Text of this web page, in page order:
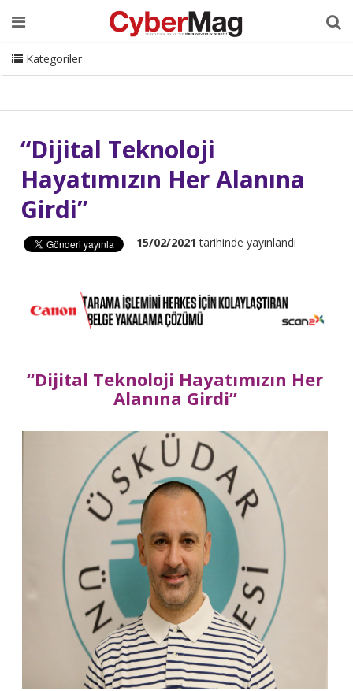
Ana Sayfa Hakkımızda Dergi Editörden
Danışmanlık
ISC Turkey Sizden Gelenler
İletişim
CyberMag Logo
Kategoriler
“Dijital Teknoloji
Hayatımızın Her Alanına
Girdi”
15/02/2021 tarihinde yayınlandı
“Dijital Teknoloji Hayatımızın Her
Alanına Girdi”